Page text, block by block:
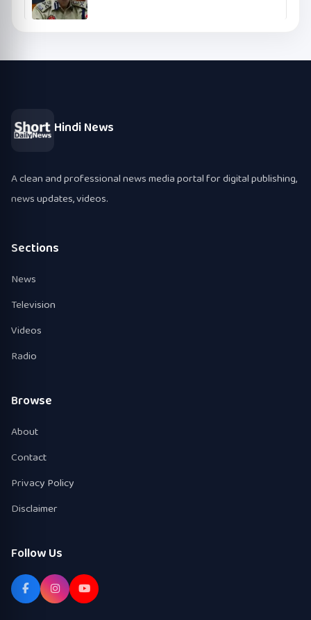
Hindi News
A clean and professional news media portal for digital publishing,
news updates, videos.
Sections
News
Television
Videos
Radio
Browse
About
Contact
Privacy Policy
Disclaimer
Follow Us